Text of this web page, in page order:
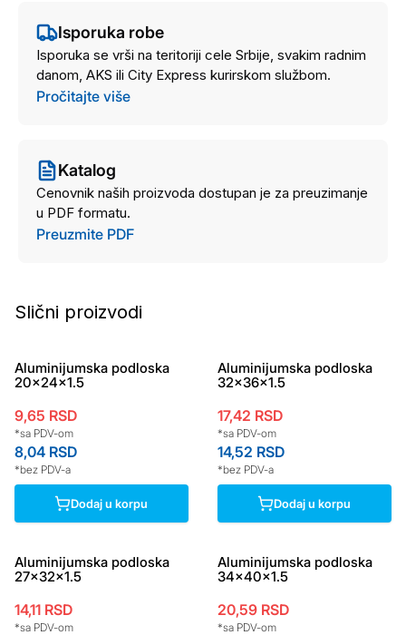
Isporuka robe
Isporuka se vrši na teritoriji cele Srbije, svakim radnim
danom, AKS ili City Express kurirskom službom.
Pročitajte više
Katalog
Cenovnik naših proizvoda dostupan je za preuzimanje
u PDF formatu.
Preuzmite PDF
Slični proizvodi
Aluminijumska podloska
20x24x1.5
9,65 RSD
*sa PDV-om
8,04 RSD
*bez PDV-a
Dodaj u korpu
Aluminijumska podloska
32x36x1.5
17,42 RSD
*sa PDV-om
14,52 RSD
*bez PDV-a
Dodaj u korpu
Aluminijumska podloska
27x32x1.5
14,11 RSD
*sa PDV-om
Aluminijumska podloska
34x40x1.5
20,59 RSD
*sa PDV-om